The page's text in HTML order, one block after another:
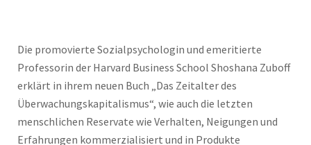
Die promovierte Sozialpsychologin und emeritierte
Professorin der Harvard Business School Shoshana Zuboff
erklärt in ihrem neuen Buch „Das Zeitalter des
Überwachungskapitalismus“, wie auch die letzten
menschlichen Reservate wie Verhalten, Neigungen und
Erfahrungen kommerzialisiert und in Produkte